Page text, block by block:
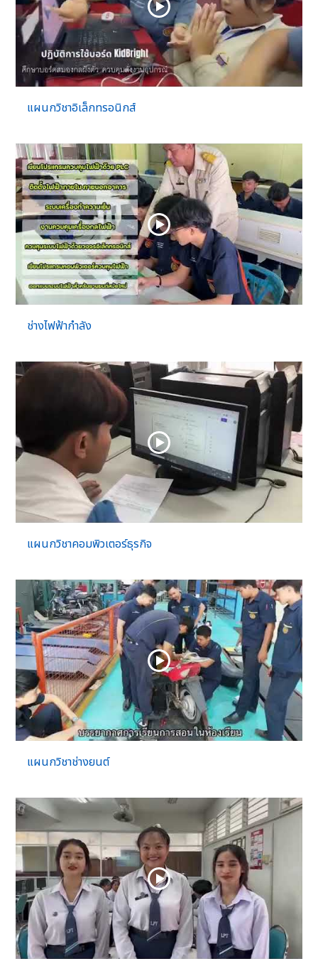
แผนกวิชาอิเล็กทรอนิกส์
ช่างไฟฟ้ากำลัง
แผนกวิชาคอมพิวเตอร์ธุรกิจ
แผนกวิชาช่างยนต์